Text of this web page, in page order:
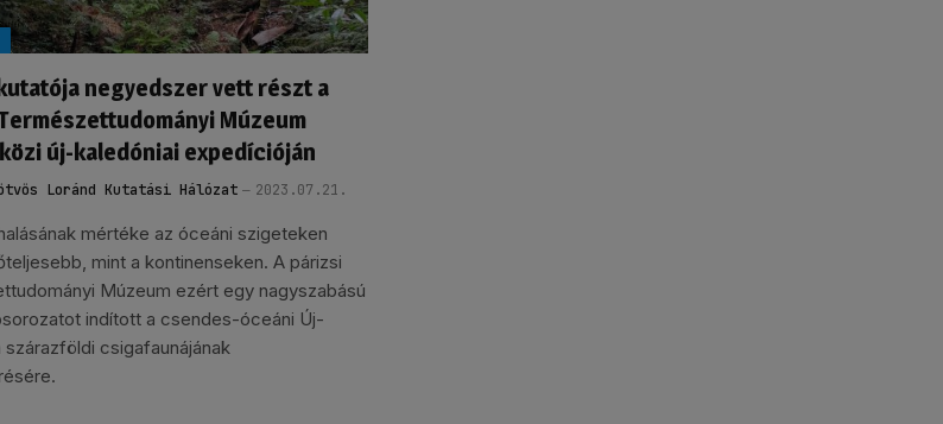
negyedszer vett részt a
Múzeum
új-kaledóniai expedícióján
Loránd Kutatási Hálózat 2023.07.21.
mértéke az óceáni szigeteken
mint a kontinenseken. A párizsi
Múzeum ezért egy nagyszabású
indított a csendes-óceáni Új-
szárazföldi csigafaunájának